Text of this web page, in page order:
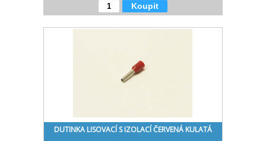
Koupit
DUTINKA LISOVACÍ S IZOLACÍ ČERVENÁ KULATÁ